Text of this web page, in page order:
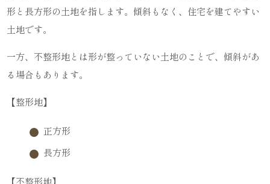
形と長方形の土地を指します。傾斜もなく、住宅を建てやすい
土地です。
一方、不整形地とは形が整っていない土地のことで、傾斜があ
る場合もあります。
【整形地】
正方形
長方形
【不整形地】